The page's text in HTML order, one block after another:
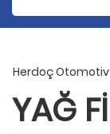
Herdoç Otomotiv
YAĞ